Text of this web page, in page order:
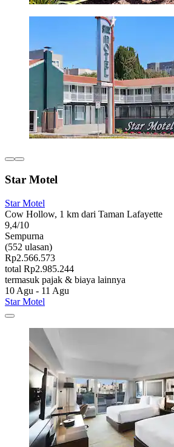
Star Motel
Star Motel
Cow Hollow, 1 km dari Taman Lafayette
9,4/10
Sempurna
(552 ulasan)
Rp2.566.573
total Rp2.985.244
termasuk pajak & biaya lainnya
10 Agu - 11 Agu
Star Motel